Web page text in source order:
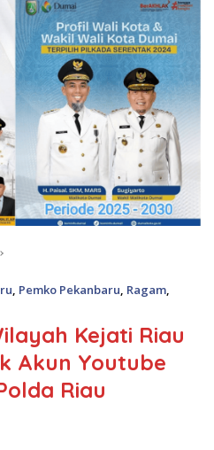
, Pemko Pekanbaru, Ragam,
Kejati Riau
Akun Youtube
Riau